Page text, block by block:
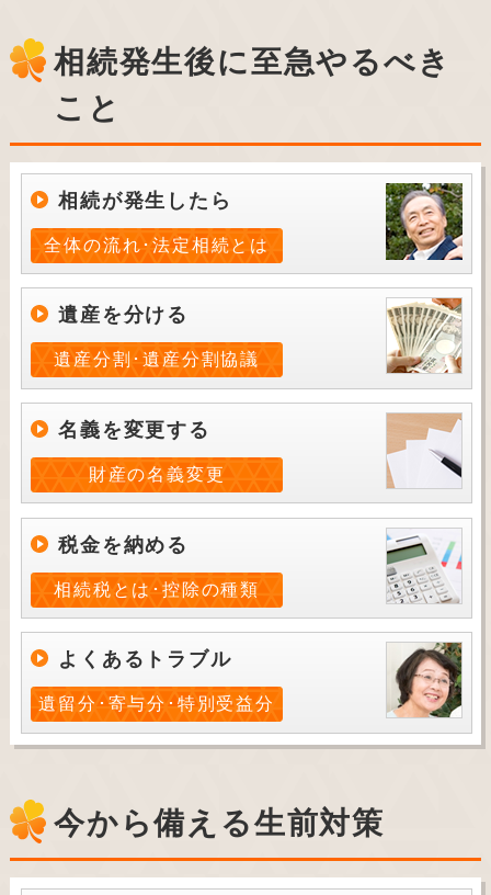
相続発生後に至急やるべき
こと
相続が発生したら
全体の流れ･法定相続とは
遺産を分ける
遺産分割･遺産分割協議
名義を変更する
財産の名義変更
税金を納める
相続税とは･控除の種類
よくあるトラブル
遺留分･寄与分･特別受益分
今から備える生前対策